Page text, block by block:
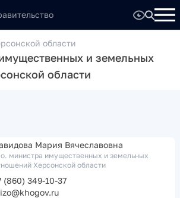
области
и земельных
области
Мария Вячеславовна
министра имущественных и земельных
Херсонской области
(860) 349-10-37